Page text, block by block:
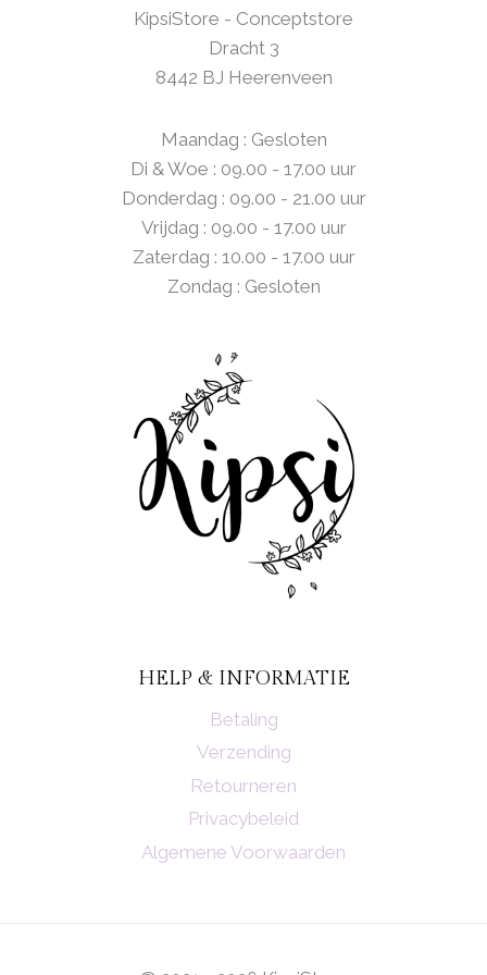
KipsiStore - Conceptstore
Dracht 3
8442 BJ Heerenveen
Maandag : Gesloten
Di & Woe : 09.00 - 17.00 uur
Donderdag : 09.00 - 21.00 uur
Vrijdag : 09.00 - 17.00 uur
Zaterdag : 10.00 - 17.00 uur
Zondag : Gesloten
HELP & INFORMATIE
Betaling
Verzending
Retourneren
Privacybeleid
Algemene Voorwaarden